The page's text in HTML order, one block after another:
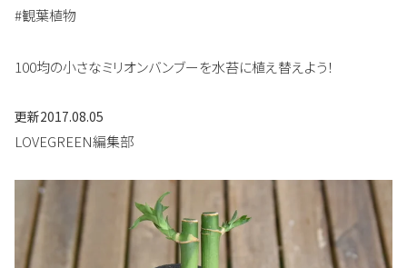
#観葉植物
100均の小さなミリオンバンブーを水苔に植え替えよう！
更新2017.08.05
LOVEGREEN編集部